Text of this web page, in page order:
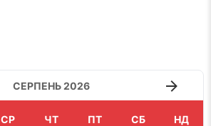
СЕРПЕНЬ 2026
СР ЧТ ПТ СБ НД